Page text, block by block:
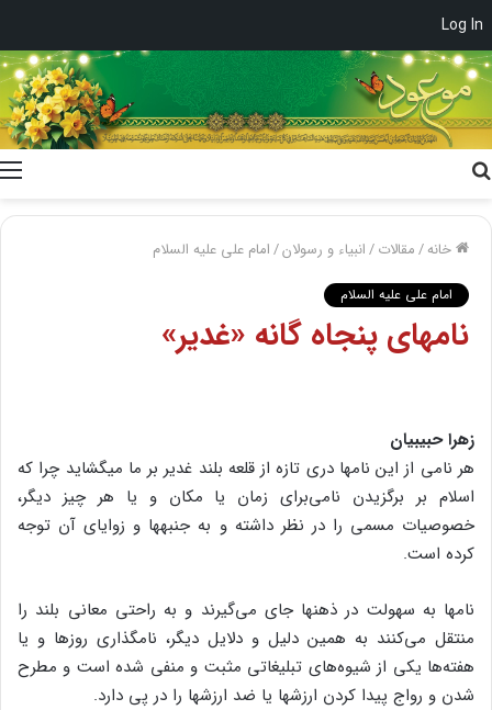
Log In
خانه/مقالات/انبیاء و رسولان/امام علی علیه السلام
امام علی علیه السلام
نامهای پنجاه گانه «غدیر»
زهرا حبیبیان
هر نامی از این نامها دری تازه از قلعه بلند غدیر بر ما می‏گشاید چرا که
اسلام بر برگزیدن نامی‌برای زمان یا مکان و یا هر چیز دیگر،
خصوصیات مسمی را در نظر داشته و به جنبه‏ها و زوایای آن توجه
کرده است.
نامها به سهولت در ذهنها جای می‌گیرند و به راحتی معانی بلند را
منتقل می‌کنند به همین دلیل و دلایل دیگر، نامگذاری روزها و یا
هفته‌ها یکی از شیوه‌های تبلیغاتی مثبت و منفی شده است و مطرح
شدن و رواج پیدا کردن ارزشها یا ضد ارزشها را در پی دارد.